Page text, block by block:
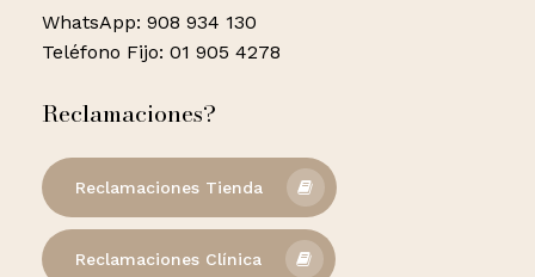
WhatsApp: 908 934 130
Teléfono Fijo: 01 905 4278
Reclamaciones?
Reclamaciones Tienda
Reclamaciones Clínica